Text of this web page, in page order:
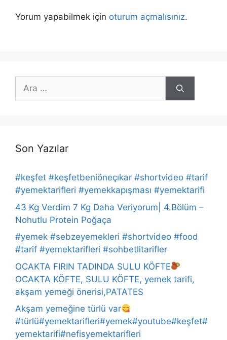
Yorum yapabilmek için oturum açmalısınız.
için
Son Yazılar
#keşfet #keşfetbeniöneçıkar #shortvideo #tarif
#yemektarifleri #yemekkapışması #yemektarifi
43 Kg Verdim 7 Kg Daha Veriyorum| 4.Bölüm –
Nohutlu Protein Poğaça
#yemek #sebzeyemekleri #shortvideo #food
#tarif #yemektarifleri #sohbetlitarifler
OCAKTA FIRIN TADINDA SULU KÖFTE
OCAKTA KÖFTE, SULU KÖFTE, yemek tarifi,
akşam yemeği önerisi,PATATES
Akşam yemeğine türlü var
#türlü#yemektarifleri#yemek#youtube#keşfet#
yemektarifi#nefisyemektarifleri